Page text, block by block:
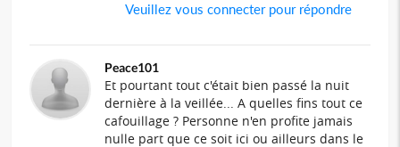
Veuillez vous connecter pour répondre
Peace101
Et pourtant tout c'était bien passé la nuit
dernière à la veillée... A quelles fins tout ce
cafouillage ? Personne n'en profite jamais
nulle part que ce soit ici ou ailleurs dans le